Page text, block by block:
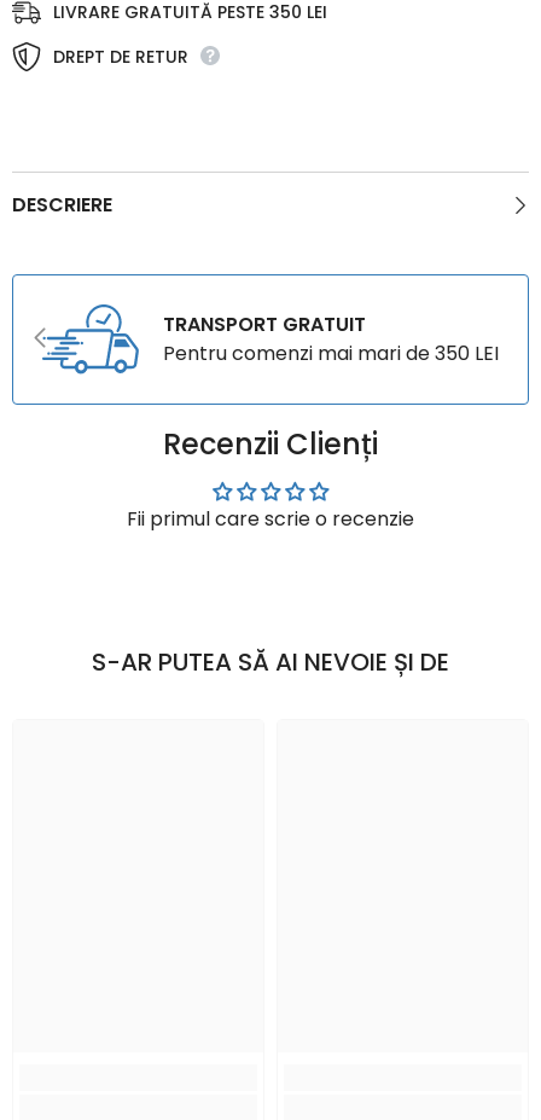
LIVRARE GRATUITĂ PESTE 350 LEI
DREPT DE RETUR
DESCRIERE
TRANSPORT GRATUIT
Pentru comenzi mai mari de 350 LEI
Recenzii Clienți
Fii primul care scrie o recenzie
S-AR PUTEA SĂ AI NEVOIE ȘI DE